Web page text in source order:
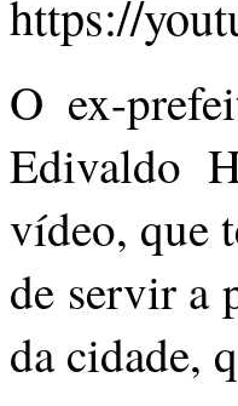
https://
O ex-
Edivaldo
vídeo, que
de servir a
da cidade,